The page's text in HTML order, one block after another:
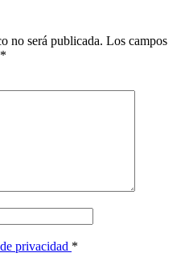
no será publicada. Los campos
*
privacidad *